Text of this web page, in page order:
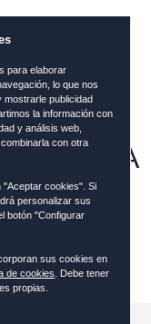
o movido
disponible
has escrito
navegador.
A
.
en
para elaborar
lo que nos
mostrarle publicidad
la información con
y análisis web,
con otra
"Aceptar cookies". Si
personalizar sus
botón "Configurar
sus cookies en
de cookies
. Debe tener
propias.